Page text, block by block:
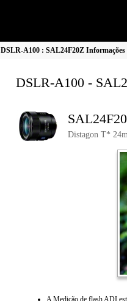
DSLR-A100 : SAL24F20Z
DSLR-A100 -
Distagon T*
A Medição de flash ADI